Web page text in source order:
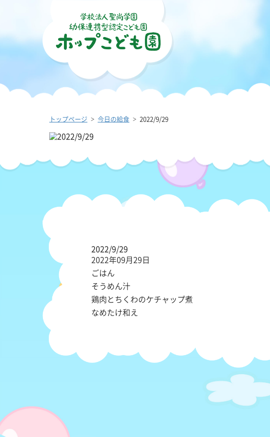
トップページ 今日の給食 2022/9/29
2022/9/29
2022年09月29日
ごはん
そうめん汁
鶏肉とちくわのケチャップ煮
なめたけ和え